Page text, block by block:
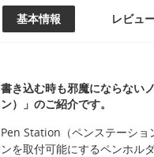
基本情報 レビュ
書き込む時も邪魔にならない
ン）」のご紹介です。
Pen Station（ペンステーショ
ンを取付可能にするペンホル